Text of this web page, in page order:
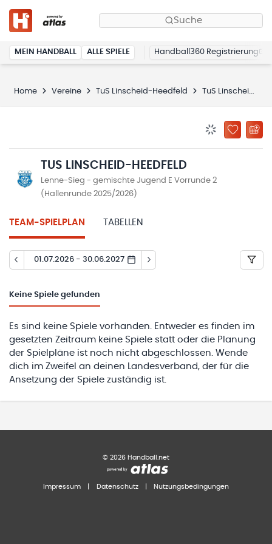
Suche
MEIN HANDBALL ALLE SPIELE Handball360 Registrierung
Home Vereine TuS Linscheid-Heedfeld TuS Linscheid-Heedfeld
ZU
TUS LINSCHEID-HEEDFELD
Lenne-Sieg - gemischte Jugend E Vorrunde 2
(Hallenrunde 2025/2026)
TEAM-SPIELPLAN TABELLEN
01.07.2026 - 30.06.2027
Keine Spiele gefunden
Es sind keine Spiele vorhanden. Entweder es finden im
gesetzten Zeitraum keine Spiele statt oder die Planung
der Spielpläne ist noch nicht abgeschlossen. Wende
dich im Zweifel an deinen Landesverband, der für die
Ansetzung der Spiele zuständig ist.
© 2026 Handball.net
Impressum Datenschutz Nutzungsbedingungen